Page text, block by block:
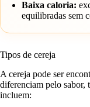
Baixa caloria:
equilibradas sem
Tipos de cereja
A cereja pode ser
diferenciam pelo sabor,
incluem: